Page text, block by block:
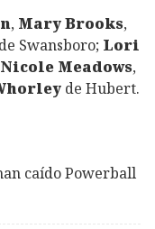
, Mary Brooks,
de Swansboro; Lori
Nicole Meadows,
de Hubert.
caído Powerball